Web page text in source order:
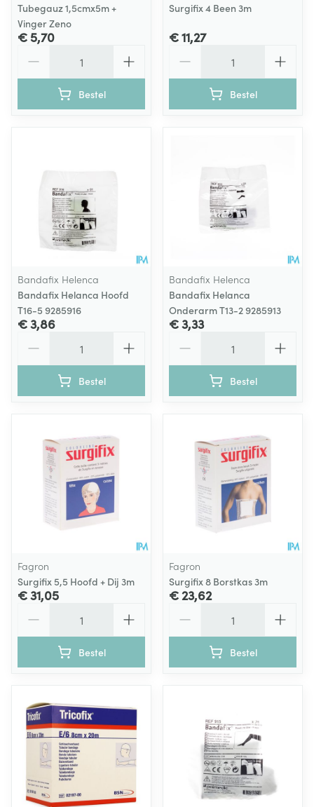
Tubegauz 1,5cmx5m +
Vinger Zeno
€ 5,70
Bestel
Surgifix 4 Been 3m
€ 11,27
Bestel
Bandafix Helenca
Bandafix Helanca Hoofd
T16-5 9285916
€ 3,86
Bestel
Bandafix Helenca
Bandafix Helanca
Onderarm T13-2 9285913
€ 3,33
Bestel
Fagron
Surgifix 5,5 Hoofd + Dij 3m
€ 31,05
Bestel
Fagron
Surgifix 8 Borstkas 3m
€ 23,62
Bestel